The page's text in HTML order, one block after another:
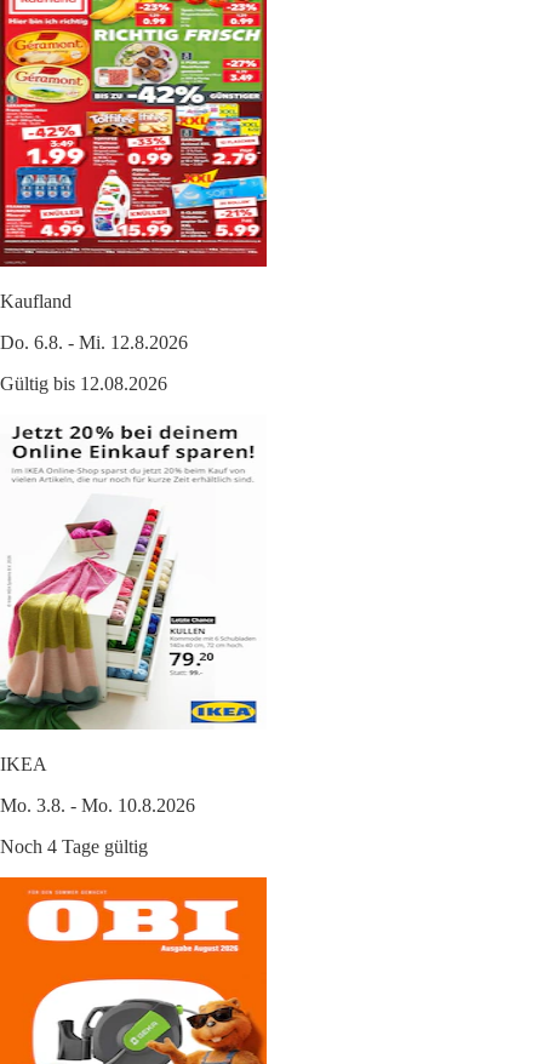
Kaufland
Do. 6.8. - Mi. 12.8.2026
Gültig bis 12.08.2026
IKEA
Mo. 3.8. - Mo. 10.8.2026
Noch 4 Tage gültig